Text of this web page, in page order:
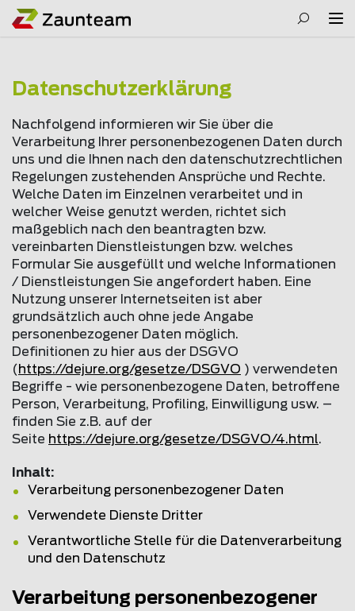
Datenschutzerklärung
Nachfolgend informieren wir Sie über die
Verarbeitung Ihrer personenbezogenen Daten durch
uns und die Ihnen nach den datenschutzrechtlichen
Regelungen zustehenden Ansprüche und Rechte.
Welche Daten im Einzelnen verarbeitet und in
welcher Weise genutzt werden, richtet sich
maßgeblich nach den beantragten bzw.
vereinbarten Dienstleistungen bzw. welches
Formular Sie ausgefüllt und welche Informationen
/ Dienstleistungen Sie angefordert haben. Eine
Nutzung unserer Internetseiten ist aber
grundsätzlich auch ohne jede Angabe
personenbezogener Daten möglich.
Definitionen zu hier aus der DSGVO
( https://dejure.org/gesetze/DSGVO ) verwendeten
Begriffe - wie personenbezogene Daten, betroffene
Person, Verarbeitung, Profiling, Einwilligung usw. –
finden Sie z.B. auf der
Seite https://dejure.org/gesetze/DSGVO/4.html.
Inhalt:
Verarbeitung personenbezogener Daten
Verwendete Dienste Dritter
Verantwortliche Stelle für die Datenverarbeitung
und den Datenschutz
Verarbeitung personenbezogener